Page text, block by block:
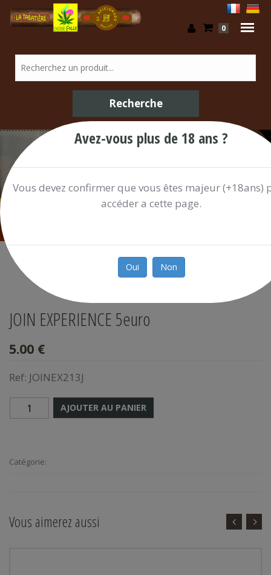
0
/ Shop
JOIN EXPERIENCE 5euro
5.00 €
Ref: JOINEX213J
AJOUTER AU PANIER
Catégorie:
Vous aimerez aussi
Avez-vous plus de 18 ans ?
Vous devez confirmer que vous êtes majeur (+18ans)
accéder a cette page.
Oui Non